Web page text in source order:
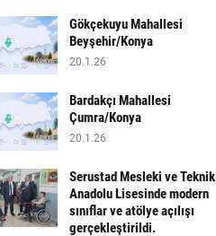
Gökçekuyu Mahallesi
Beyşehir/Konya
20.1.26
Bardakçı Mahallesi
Çumra/Konya
20.1.26
​Serustad Mesleki ve Teknik
Anadolu Lisesinde modern
sınıflar ve atölye açılışı
gerçekleştirildi.